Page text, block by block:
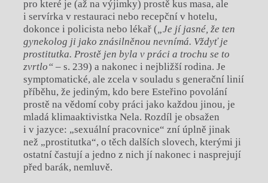
pro které je (až na výjimky) prostě kus masa, ale
i servírka v restauraci nebo recepční v hotelu,
dokonce i policista nebo lékař ( „Je jí jasné, že ten
gynekolog ji jako znásilněnou nevnímá. Vždyť je
prostitutka. Prostě jen byla v práci a trochu se to
zvrtlo“ – s. 239) a nakonec i nejbližší rodina. Je
symptomatické, ale zcela v souladu s generační linií
příběhu, že jediným, kdo bere Esteřino povolání
prostě na vědomí coby práci jako každou jinou, je
mladá klimaaktivistka Nela. Rozdíl je obsažen
i v jazyce: „sexuální pracovnice“ zní úplně jinak
než „prostitutka“, o těch dalších slovech, kterými ji
ostatní častují a jedno z nich jí nakonec i nasprejují
před barák, nemluvě.